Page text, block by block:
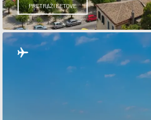
PRETRAŽI LETOVE